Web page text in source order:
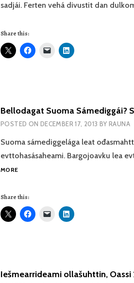
sadjái. Ferten vehá divustit dan
Share this:
Bellodagat Suoma Sámediggái?
POSTED ON DECEMBER 17, 2013 BYRAUNA
Suoma sámediggelága leat
evttohasásaheami. Bargojoavku lea
MOREBELLODAGAT
SÁMIT
LOHKET
II
Share this:
Iešmearrideami ollašuhttin,